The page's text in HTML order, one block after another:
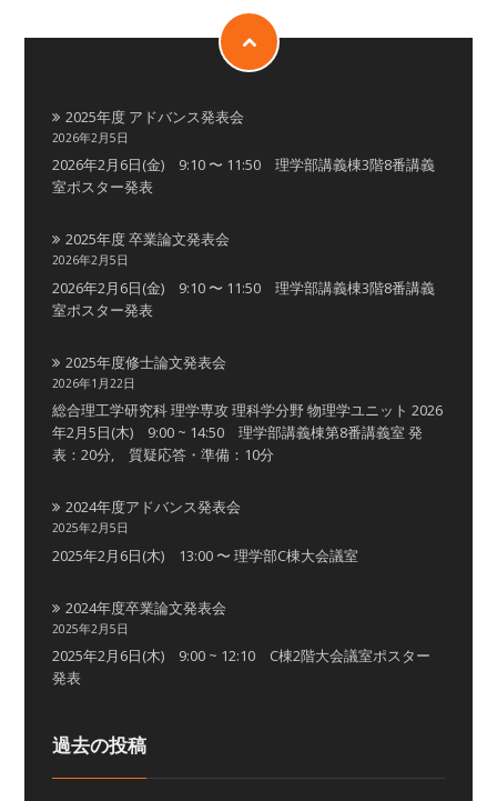
2025年度 アドバンス発表会
2026年2月5日
2026年2月6日(金) 9:10 〜 11:50 理学部講義棟3階8番講義
室ポスター発表
2025年度 卒業論文発表会
2026年2月5日
2026年2月6日(金) 9:10 〜 11:50 理学部講義棟3階8番講義
室ポスター発表
2025年度修士論文発表会
2026年1月22日
総合理工学研究科 理学専攻 理科学分野 物理学ユニット 2026
年2月5日(木) 9:00 ~ 14:50 理学部講義棟第8番講義室 発
表：20分, 質疑応答・準備：10分
2024年度アドバンス発表会
2025年2月5日
2025年2月6日(木) 13:00 〜 理学部C棟大会議室
2024年度卒業論文発表会
2025年2月5日
2025年2月6日(木) 9:00 ~ 12:10 C棟2階大会議室ポスター
発表
過去の投稿